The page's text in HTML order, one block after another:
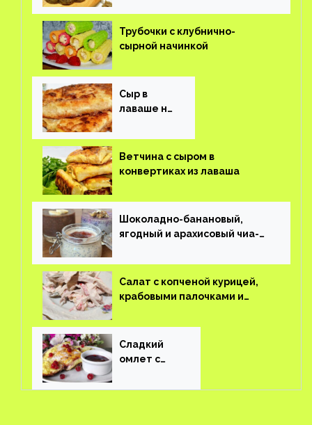
Трубочки с клубнично-
сырной начинкой
Сыр в
лаваше на
Ветчина с сыром в
конвертиках из лаваша
Шоколадно-банановый,
ягодный и арахисовый чиа-
Салат с копченой курицей,
крабовыми палочками и
Сладкий
омлет с